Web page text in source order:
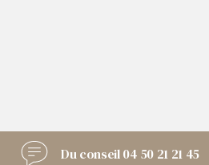
Du conseil04 50 21 21 45